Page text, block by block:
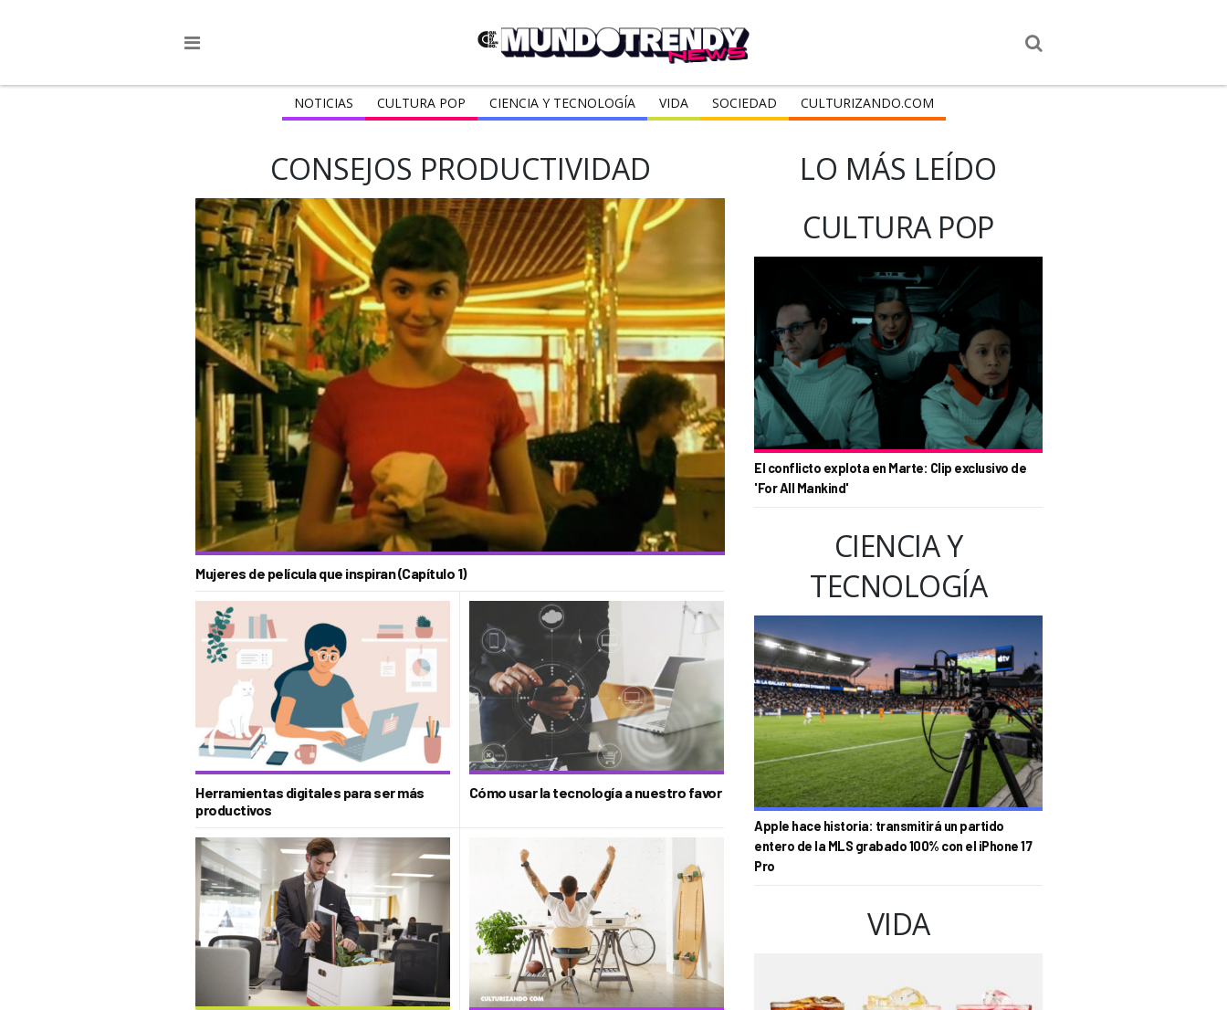
NOTICIAS CULTURA POP CIENCIA Y TECNOLOGÍA VIDA SOCIEDAD CULTURIZANDO.COM
CONSEJOS PRODUCTIVIDAD
Mujeres de película que inspiran (Capítulo 1)
Herramientas digitales para ser más
productivos
Cómo usar la tecnología a nuestro favor
LO MÁS LEÍDO
CULTURA POP
El conflicto explota en Marte: Clip exclusivo de
'For All Mankind'
CIENCIA Y
TECNOLOGÍA
Apple hace historia: transmitirá un partido
entero de la MLS grabado 100% con el iPhone 17
Pro
VIDA